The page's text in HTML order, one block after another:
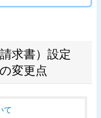
求書）設定
変更点
て